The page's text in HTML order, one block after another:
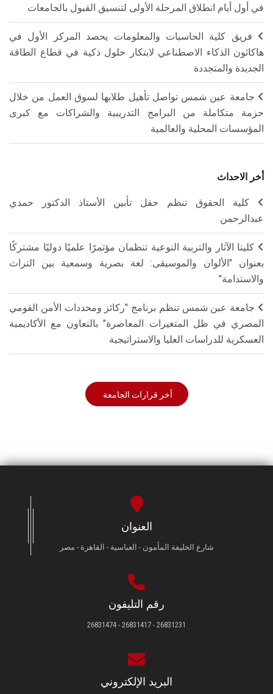
في أول أيام انطلاق المرحلة الأولى لتنسيق القبول بالجامعات
فريق كلية الحاسبات والمعلومات يحصد المركز الأول في
هاكاثون الذكاء الاصطناعي لابتكار حلول ذكية في قطاع الطاقة
الجديدة والمتجددة
جامعة عين شمس تواصل تأهيل طلابها لسوق العمل من خلال
حزمة متكاملة من البرامج التدريبية والشراكات مع كبرى
المؤسسات المحلية والعالمية
أخر الاحداث
كلية الحقوق تنظم حفل تأبين الأستاذ الدكتور حمدي
عبدالرحمن
كليتا الآثار والتربية النوعية تنظمان مؤتمرًا علميًا دوليًا مشتركًا
بعنوان "الألوان والموسيقى: لغة بصرية وسمعية بين التراث
والاستدامة"
جامعة عين شمس تنظم برنامج "ركائز ومحددات الأمن القومي
المصري في ظل المتغيرات المعاصرة" بالتعاون مع الأكاديمية
العسكرية للدراسات العليا والاستراتيجية
أخر قرارات الجامعة
العنوان
شارع الخليفة المأمون - العباسية - القاهرة - مصر
رقم التليفون
26831231 - 26831417 - 26831474
البريد الإلكتروني